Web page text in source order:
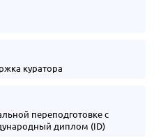
куратора
переподготовке с
диплом (ID)